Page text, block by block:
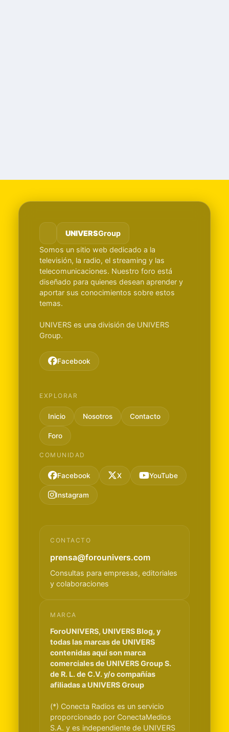
UNIVERSGroup
Somos un sitio web dedicado a la
televisión, la radio, el streaming y las
telecomunicaciones. Nuestro foro está
diseñado para quienes desean aprender y
aportar sus conocimientos sobre estos
temas.
UNIVERS es una división de UNIVERS
Group.
Facebook
EXPLORAR
Inicio Nosotros Contacto
Foro
COMUNIDAD
Facebook X YouTube
Instagram
CONTACTO
prensa@forounivers.com
Consultas para empresas, editoriales
y colaboraciones
MARCA
ForoUNIVERS, UNIVERS Blog, y
todas las marcas de UNIVERS
contenidas aquí son marca
comerciales de UNIVERS Group S.
de R. L. de C.V. y/o compañías
afiliadas a UNIVERS Group
(*) Conecta Radios es un servicio
proporcionado por ConectaMedios
S.A. y es independiente de UNIVERS